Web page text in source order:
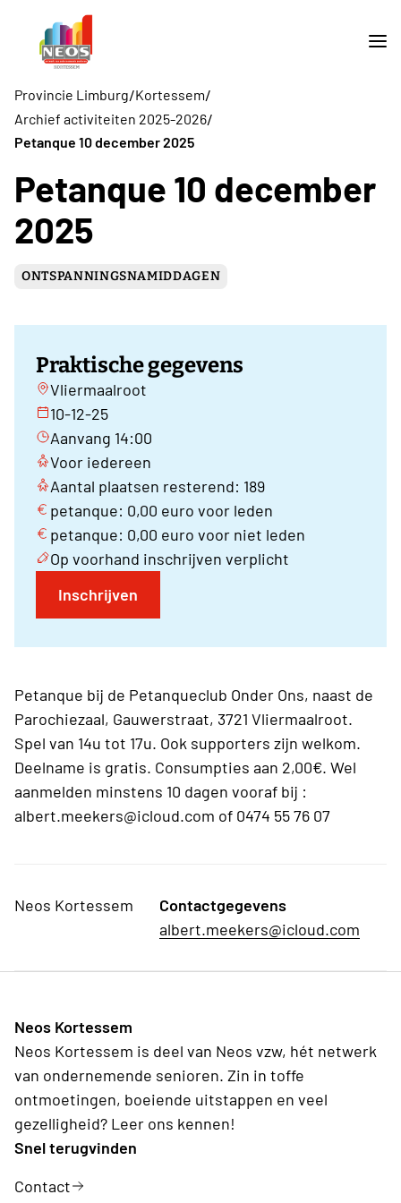
Provincie Limburg/Kortessem/
Archief activiteiten 2025-2026/
Petanque 10 december 2025
Petanque 10 december
2025
ONTSPANNINGSNAMIDDAGEN
Praktische gegevens
Vliermaalroot
10-12-25
Aanvang 14:00
Voor iedereen
Aantal plaatsen resterend: 189
petanque: 0,00 euro voor leden
petanque: 0,00 euro voor niet leden
Op voorhand inschrijven verplicht
Inschrijven
Petanque bij de Petanqueclub Onder Ons, naast de
Parochiezaal, Gauwerstraat, 3721 Vliermaalroot.
Spel van 14u tot 17u. Ook supporters zijn welkom.
Deelname is gratis. Consumpties aan 2,00€. Wel
aanmelden minstens 10 dagen vooraf bij :
albert.meekers@icloud.com of 0474 55 76 07
Neos Kortessem
Contactgegevens
albert.meekers@icloud.com
Neos Kortessem
Neos Kortessem is deel van Neos vzw, hét netwerk
van ondernemende senioren. Zin in toffe
ontmoetingen, boeiende uitstappen en veel
gezelligheid? Leer ons kennen!
Snel terugvinden
Contact